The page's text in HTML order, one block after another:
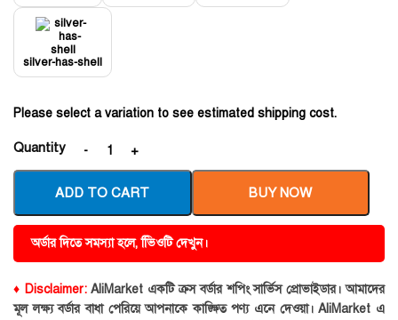
silver-has-shell
Please select a variation to see estimated shipping cost.
Quantity
ADD TO CART BUY NOW
অর্ডার দিতে সমস্যা হলে, ভিিওটি দেখুন।
♦ Disclaimer:AliMarket একটি ক্রস বর্ডার শপিং সার্ভিস প্রোভাইডার। আমাদের
মূল লক্ষ্য বর্ডার বাধা পেরিয়ে আপনাকে কাঙ্ক্ষিত পণ্য এনে দেওয়া। AliMarket এ